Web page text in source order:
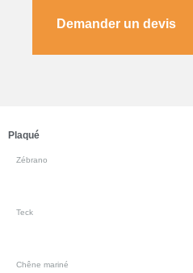
Demander un devis
Plaqué
Zébrano
Teck
Chêne mariné